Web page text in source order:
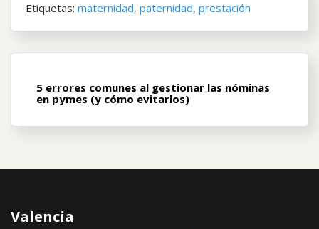
Etiquetas: maternidad, paternidad, prestación
5 errores comunes al gestionar las nóminas
en pymes (y cómo evitarlos)
Valencia